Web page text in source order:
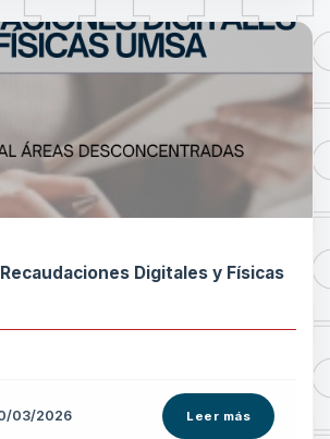
Digitales y Físicas
03/2026 Leer más